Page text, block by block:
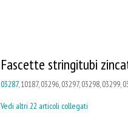
Fascette stringitubi
03287, 10187, 03296, 03297, 03298, 03299,
Vedi altri 22 articoli collegati